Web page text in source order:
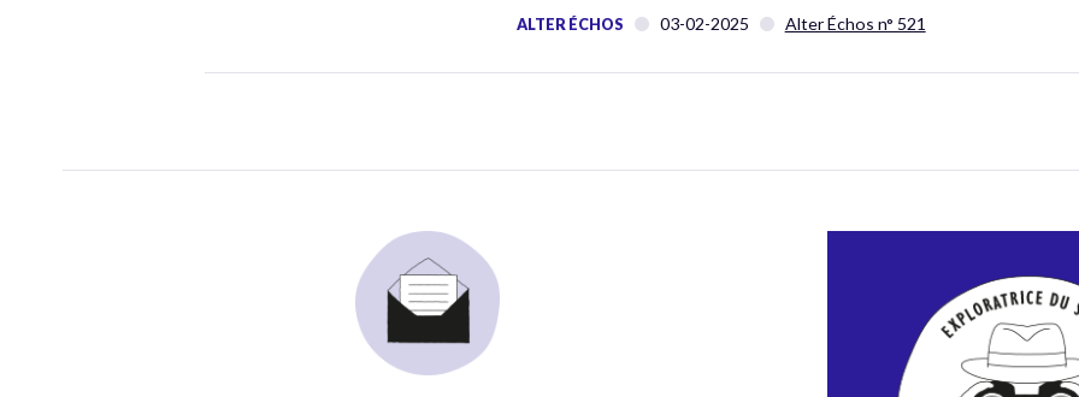
ALTER ÉCHOS 03-02-2025 Alter Échos n° 521